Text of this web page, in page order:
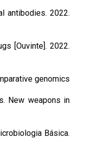
antibodies. 2022.
[Ouvinte]. 2022.
genomics
New weapons in
Básica.